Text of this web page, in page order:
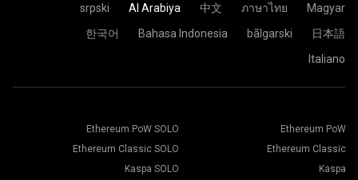
Magyar
ภาษาไทย
中文
Al Arabiya
srpski
日本語
bãlgarski
Bahasa Indonesia
한국어
Italiano
Ethereum PoW
Ethereum Classic
Kaspa
Ethereum PoW SOLO
Ethereum Classic SOLO
Kaspa SOLO